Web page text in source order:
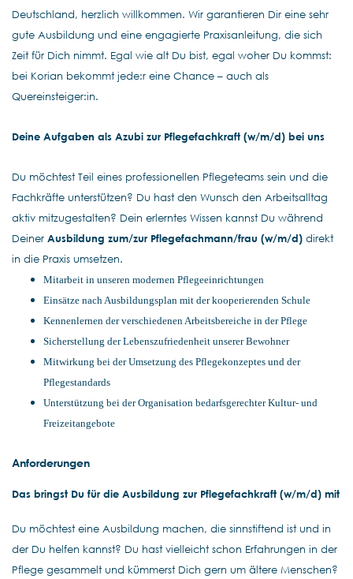
Deutschland, herzlich willkommen. Wir garantieren Dir eine sehr
gute Ausbildung und eine engagierte Praxisanleitung, die sich
Zeit für Dich nimmt. Egal wie alt Du bist, egal woher Du kommst:
bei Korian bekommt jede:r eine Chance – auch als
Quereinsteiger:in.
Deine Aufgaben als Azubi zur Pflegefachkraft (w/m/d) bei uns
Du möchtest Teil eines professionellen Pflegeteams sein und die
Fachkräfte unterstützen? Du hast den Wunsch den Arbeitsalltag
aktiv mitzugestalten? Dein erlerntes Wissen kannst Du während
Deiner Ausbildung zum/zur Pflegefachmann/frau (w/m/d) direkt
in die Praxis umsetzen.
Mitarbeit in unseren modernen Pflegeeinrichtungen
Einsätze nach Ausbildungsplan mit der kooperierenden Schule
Kennenlernen der verschiedenen Arbeitsbereiche in der Pflege
Sicherstellung der Lebenszufriedenheit unserer Bewohner
Mitwirkung bei der Umsetzung des Pflegekonzeptes und der
Pflegestandards
Unterstützung bei der Organisation bedarfsgerechter Kultur- und
Freizeitangebote
Anforderungen
Das bringst Du für die Ausbildung zur Pflegefachkraft (w/m/d) mit
Du möchtest eine Ausbildung machen, die sinnstiftend ist und in
der Du helfen kannst? Du hast vielleicht schon Erfahrungen in der
Pflege gesammelt und kümmerst Dich gern um ältere Menschen?